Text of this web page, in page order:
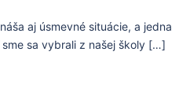
aj úsmevné situácie, a jedna
sa vybrali z našej školy […]